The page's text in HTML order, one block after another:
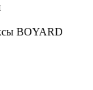
BOYARD